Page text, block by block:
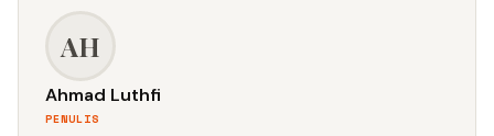
AH
Ahmad Luthfi
PENULIS